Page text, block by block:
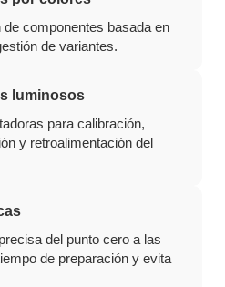
componentes basada en
de variantes.
luminosos
para calibración,
y retroalimentación del
del punto cero a las
de preparación y evita